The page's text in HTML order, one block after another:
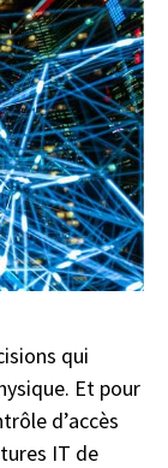
qui
Et pour
d’accès
IT de